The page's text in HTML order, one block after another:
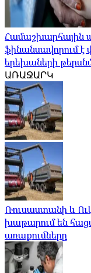
Համաշխարհային
ֆինանսավորում
երեխաների
ԱՌԱՋԱՐԿ
Ռուսաստանի և
խաթարում են
առաքումները